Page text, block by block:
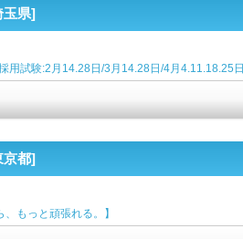
玉県]
用試験:2月14.28日/3月14.28日/4月4.11.18.25日
京都]
、もっと頑張れる。】